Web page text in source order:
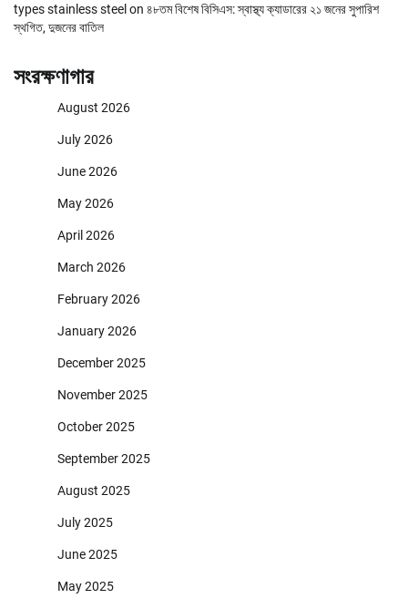
types stainless steel on ৪৮তম বিশেষ বিসিএস: স্বাস্থ্য ক্যাডারের ২১ জনের সুপারিশ
স্থগিত, দুজনের বাতিল
সংরক্ষণাগার
August 2026
July 2026
June 2026
May 2026
April 2026
March 2026
February 2026
January 2026
December 2025
November 2025
October 2025
September 2025
August 2025
July 2025
June 2025
May 2025